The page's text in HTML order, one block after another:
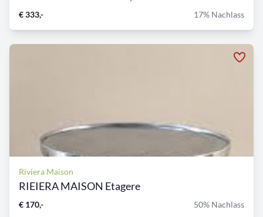
€ 333,- 17% Nachlass
Riviera Maison
RIEIERA MAISON Etagere
€ 170,- 50% Nachlass